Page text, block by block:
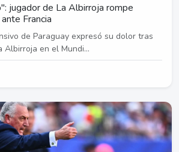
jugador de La Albirroja rompe
Francia
de Paraguay expresó su dolor tras
Albirroja en el Mundi...